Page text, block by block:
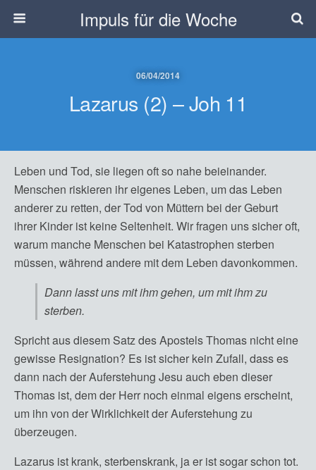
Impuls für die Woche
06/04/2014
Lazarus (2) – Joh 11
Leben und Tod, sie liegen oft so nahe beieinander.
Menschen riskieren ihr eigenes Leben, um das Leben
anderer zu retten, der Tod von Müttern bei der Geburt
ihrer Kinder ist keine Seltenheit. Wir fragen uns sicher oft,
warum manche Menschen bei Katastrophen sterben
müssen, während andere mit dem Leben davonkommen.
Dann lasst uns mit ihm gehen, um mit ihm zu
sterben.
Spricht aus diesem Satz des Apostels Thomas nicht eine
gewisse Resignation? Es ist sicher kein Zufall, dass es
dann nach der Auferstehung Jesu auch eben dieser
Thomas ist, dem der Herr noch einmal eigens erscheint,
um ihn von der Wirklichkeit der Auferstehung zu
überzeugen.
Lazarus ist krank, sterbenskrank, ja er ist sogar schon tot.